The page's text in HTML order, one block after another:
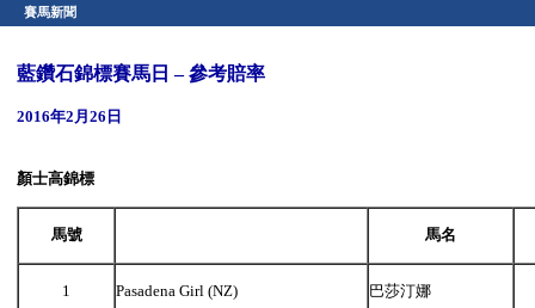
賽馬新聞
藍鑽石錦標賽馬日 – 參考賠率
2016年2月26日
顏士高錦標
馬號 馬名
1 Pasadena Girl (NZ) 巴莎汀娜